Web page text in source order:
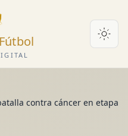
contra cáncer en etapa